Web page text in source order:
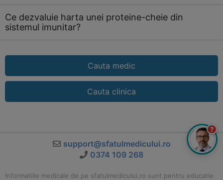
Ce dezvaluie harta unei proteine-cheie din
sistemul imunitar?
Cauta medic
Cauta clinica
support@sfatulmedicului.ro
0374 109 268
Informatiile medicale de pe sfatulmedicului.ro sunt pentru educatie
?